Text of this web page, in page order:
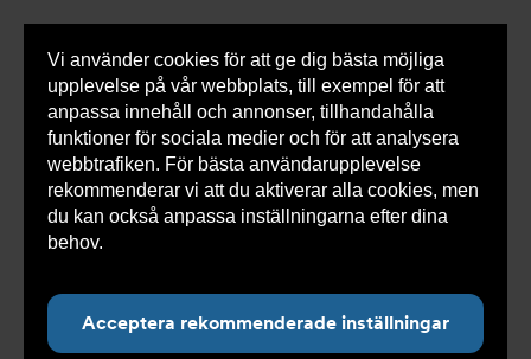
Vi använder cookies för att ge dig bästa möjliga
upplevelse på vår webbplats, till exempel för att
anpassa innehåll och annonser, tillhandahålla
funktioner för sociala medier och för att analysera
webbtrafiken. För bästa användarupplevelse
rekommenderar vi att du aktiverar alla cookies, men
du kan också anpassa inställningarna efter dina
behov.
Acceptera rekommenderade inställningar
0 varorSnabborder
Du
här:
Armatec > Aktuellt > Nyheter 2025 >
Komplett
tryckhållning och avskiljning